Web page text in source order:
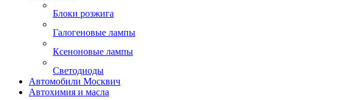
Блоки розжига
Галогеновые лампы
Ксеноновые лампы
Светодиоды
Автомобили Москвич
Автохимия и масла